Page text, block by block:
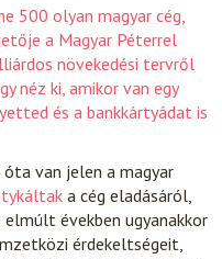
500 olyan magyar cég,
a Magyar Péterrel
növekedési tervről
néz ki, amikor van egy
és a bankkártyádat is
óta van jelen a magyar
a cég eladásáról,
években ugyanakkor
érdekeltségeit,